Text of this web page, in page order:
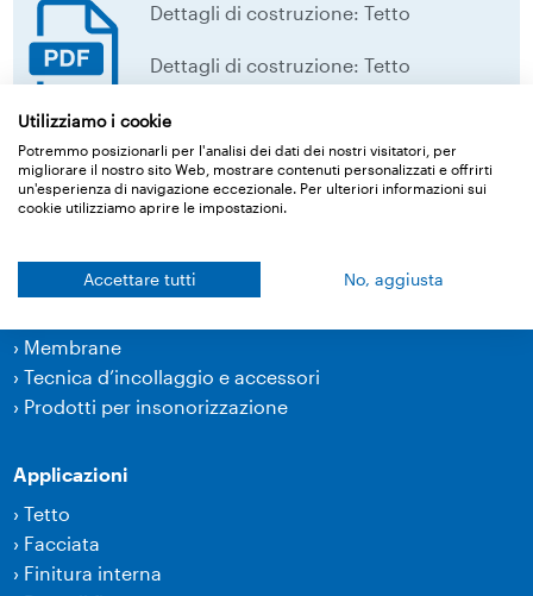
Dettagli di costruzione: Tetto
Dettagli di costruzione: Tetto
download
Torna alla panoramica
› Membrane
›Tecnica d’incollaggio e accessori
› Prodotti per insonorizzazione
Applicazioni
›Tetto
› Facciata
› Finitura interna
Utilizziamo i cookie
Potremmo posizionarli per l'analisi dei dati dei nostri visitatori, per
migliorare il nostro sito Web, mostrare contenuti personalizzati e offrirti
un'esperienza di navigazione eccezionale. Per ulteriori informazioni sui
cookie utilizziamo aprire le impostazioni.
Accettare tutti No, aggiusta